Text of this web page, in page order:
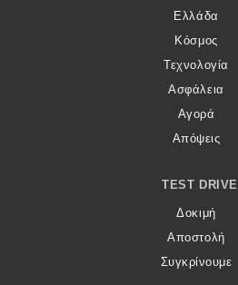
Ελλάδα
Κόσμος
Τεχνολογία
Ασφάλεια
Αγορά
Απόψεις
TEST DRIVE
Δοκιμή
Αποστολή
Συγκρίνουμε